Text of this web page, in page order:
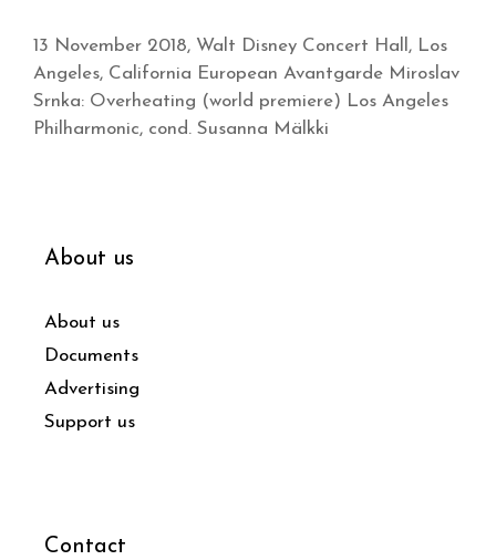
13 November 2018, Walt Disney Concert Hall, Los
Angeles, California European Avantgarde Miroslav
Srnka: Overheating (world premiere) Los Angeles
Philharmonic, cond. Susanna Mälkki
About us
About us
Documents
Advertising
Support us
Contact